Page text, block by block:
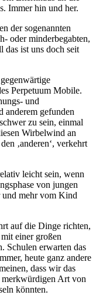
Immer hin und her.
der sogenannten
oder minderbegabten,
das ist uns doch seit
Perpetuum Mobile.
und
anderem gefunden
zu sein, einmal
Wirbelwind an
‚anderen‘, verkehrt
leicht sein, wenn
von jungen
und mehr vom Kind
auf die Dinge richten,
einer großen
Schulen erwarten das
heute ganz andere
dass wir das
Art von
könnten.